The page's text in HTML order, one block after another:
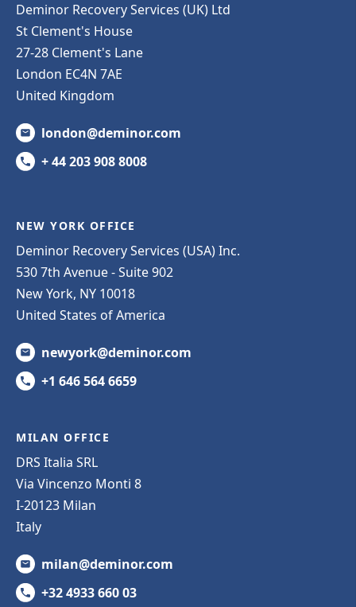
Deminor Recovery Services (UK) Ltd
St Clement's House
27-28 Clement's Lane
London EC4N 7AE
United Kingdom
london@deminor.com
+ 44 203 908 8008
NEW YORK OFFICE
Deminor Recovery Services (USA) Inc.
530 7th Avenue - Suite 902
New York, NY 10018
United States of America
newyork@deminor.com
+1 646 564 6659
MILAN OFFICE
DRS Italia SRL
Via Vincenzo Monti 8
I-20123 Milan
Italy
milan@deminor.com
+32 4933 660 03